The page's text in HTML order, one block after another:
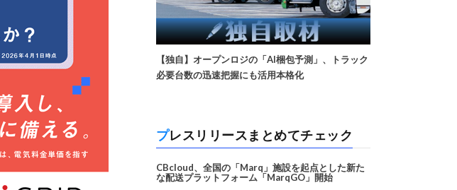
【独自】オープンロジの「AI梱包予測」、トラック
必要台数の迅速把握にも活用本格化
プレスリリースまとめてチェック
CBcloud、全国の「Marq」施設を起点とした新た
な配送プラットフォーム「MarqGO」開始